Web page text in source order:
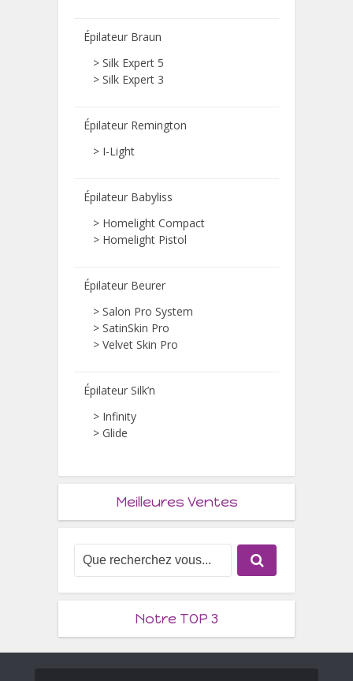
Épilateur Braun
> Silk Expert 5
> Silk Expert 3
Épilateur Remington
> I-Light
Épilateur Babyliss
> Homelight Compact
> Homelight Pistol
Épilateur Beurer
> Salon Pro System
> SatinSkin Pro
> Velvet Skin Pro
Épilateur Silk’n
> Infinity
> Glide
Meilleures Ventes
Notre TOP 3